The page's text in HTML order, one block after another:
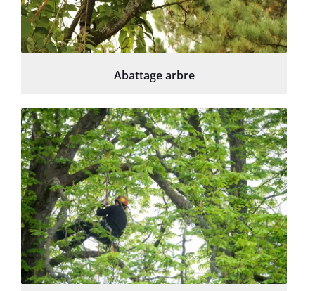
Abattage arbre